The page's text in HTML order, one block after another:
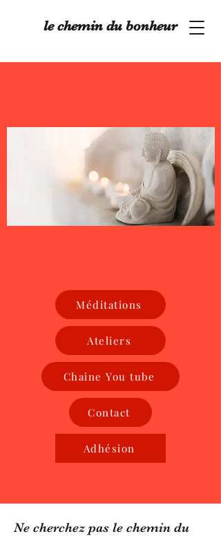
le chemin du bonheur
Méditations
Ateliers
Chaine You tube
Contact
Adhésion
Ne cherchez pas le chemin du